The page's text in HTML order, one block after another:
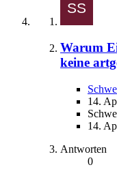
Warum
keine
14.
14.
Antworten
0